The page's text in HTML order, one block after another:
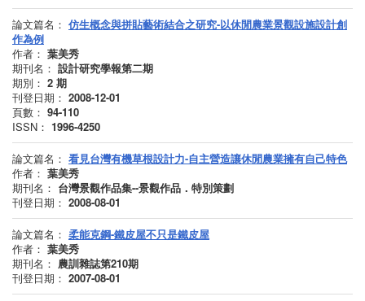
論文篇名： 仿生概念與拼貼藝術結合之研究-以休閒農業景觀設施設計創
作為例
作者： 葉美秀
期刊名： 設計研究學報第二期
期別： 2 期
刊登日期： 2008-12-01
頁數： 94-110
ISSN： 1996-4250
論文篇名： 看見台灣有機草根設計力-自主營造讓休閒農業擁有自己特色
作者： 葉美秀
期刊名： 台灣景觀作品集--景觀作品．特別策劃
刊登日期： 2008-08-01
論文篇名： 柔能克鋼-鐵皮屋不只是鐵皮屋
作者： 葉美秀
期刊名： 農訓雜誌第210期
刊登日期： 2007-08-01